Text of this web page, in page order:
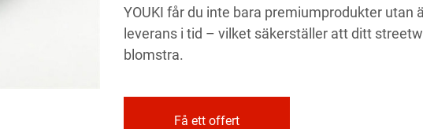
YOUKI får du inte bara premiumprodukter utan
leverans i tid – vilket säkerställer att ditt
blomstra.
Få ett offert